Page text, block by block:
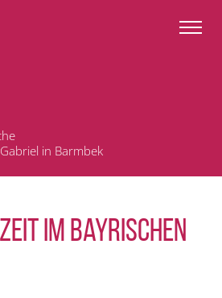
in Barmbek
im Bayrischen